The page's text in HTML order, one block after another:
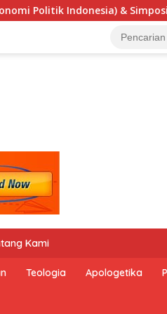
Undang-Undang
Kami
Teologia Apologetika